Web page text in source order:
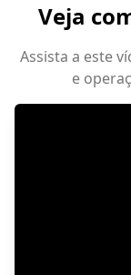
Veja
Assista a este
e